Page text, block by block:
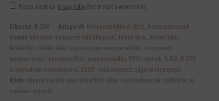
Please accept our privacy policyfirst to start a conversation.
Cikkszám: R 200 Kategóriák: Mennyezethűtés és fűtés, Rendszerlemezek
Címkék: előszerelt mennyezet hűtő fűtő panel, felület fűtés, felület hűtés,
felületfűtés, felülethűtés, gipszkartonos mennyezetfűtés, horganyzott
rendszerlemez, mennyezetfűtés, mennyezethűtés, PPSU idomok, R 150, R 200
csavarozható rendszerlemez, R200, rendszerlemez, sugárzó mennyezet
Márka: Apparat legjobb áron felületfűtés hűtés rendszerlemezek, padlófűtés és
szerelési anyagok